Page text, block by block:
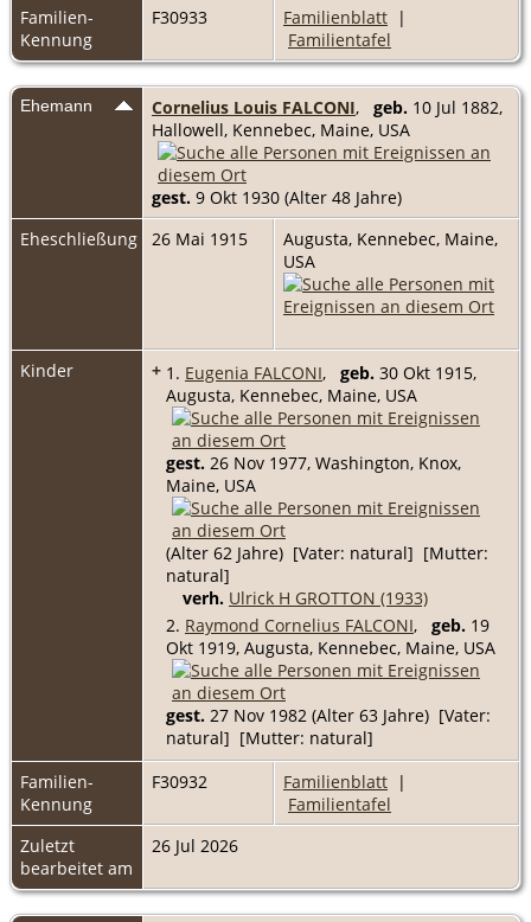
Familien-
Kennung
F30933 Familienblatt |
Familientafel
Ehemann Cornelius Louis FALCONI, geb. 10 Jul 1882,
Hallowell, Kennebec, Maine, USA
gest. 9 Okt 1930 (Alter 48 Jahre)
Eheschließung
26 Mai 1915
Augusta, Kennebec, Maine,
USA
Kinder + 1. Eugenia FALCONI, geb. 30 Okt 1915,
Augusta, Kennebec, Maine, USA
gest. 26 Nov 1977, Washington, Knox,
Maine, USA
(Alter 62 Jahre) [Vater: natural] [Mutter:
natural]
verh. Ulrick H GROTTON (1933)
2. Raymond Cornelius FALCONI, geb. 19
Okt 1919, Augusta, Kennebec, Maine, USA
gest. 27 Nov 1982 (Alter 63 Jahre) [Vater:
natural] [Mutter: natural]
Familien-
Kennung
F30932 Familienblatt |
Familientafel
Zuletzt
bearbeitet am
26 Jul 2026